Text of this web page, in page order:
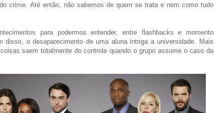
crime. Até então, não sabemos de quem se trata e nem como tudo
para podermos entender, entre flashbacks e momento
disso, o desaparecimento de uma aluna intriga a universidade. Mais
saem totalmente do controle quando o grupo assume o caso da